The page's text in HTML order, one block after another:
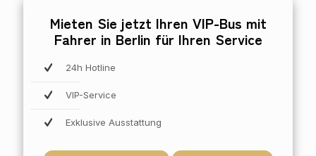
Mieten Sie jetzt Ihren VIP-Bus mit
Fahrer in Berlin für Ihren Service
24h Hotline
VIP-Service
Exklusive Ausstattung